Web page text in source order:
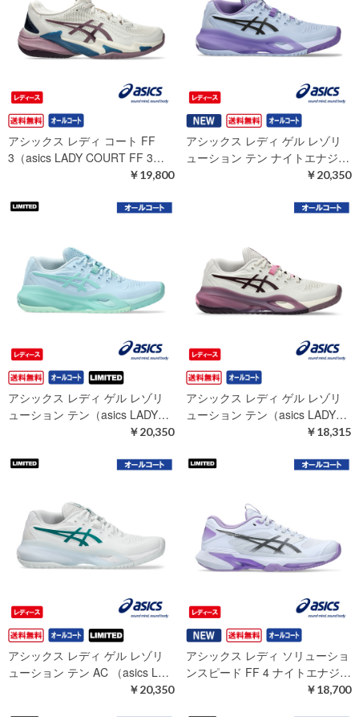
アシックス レディ コート FF
3（asics LADY COURT FF 3…
￥19,800
アシックス レディ ゲル レゾリ
ューション テン ナイトエナジ…
￥20,350
アシックス レディ ゲル レゾリ
ューション テン（asics LADY…
￥20,350
アシックス レディ ゲル レゾリ
ューション テン（asics LADY…
￥18,315
アシックス レディ ゲル レゾリ
ューション テン AC （asics L…
￥20,350
アシックス レディ ソリューショ
ンスピード FF 4 ナイトエナジ…
￥18,700